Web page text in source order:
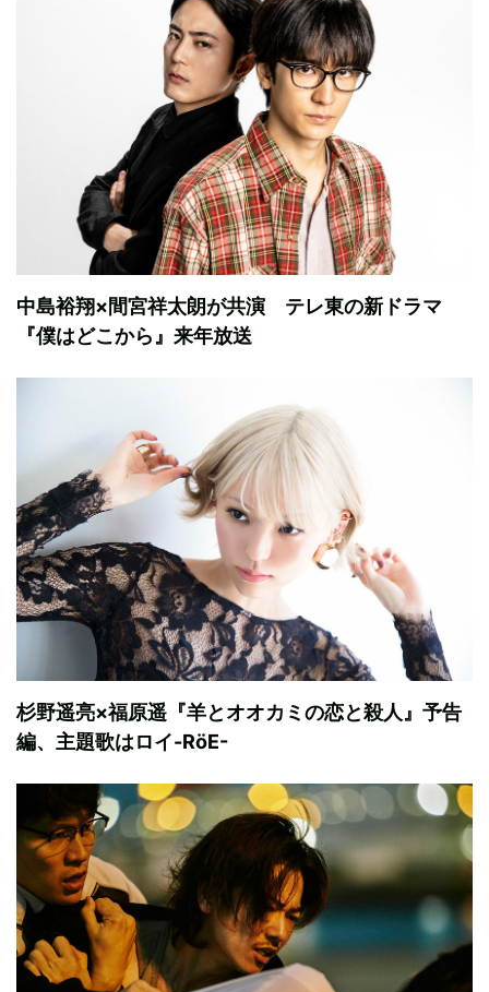
中島裕翔×間宮祥太朗が共演 テレ東の新ドラマ
『僕はどこから』来年放送
杉野遥亮×福原遥『羊とオオカミの恋と殺人』予告
編、主題歌はロイ-RöE-